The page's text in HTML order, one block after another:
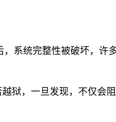
系统完整性被破坏，
狱，一旦发现，不仅